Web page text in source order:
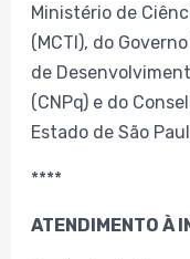
Ministério de
(MCTI), do
de
(CNPq) e do
Estado de São
****
ATENDIMENTO À